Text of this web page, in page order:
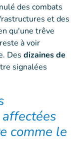
des combats
et des
qu'une trêve
à voir
Des dizaines de
signalées
comme le